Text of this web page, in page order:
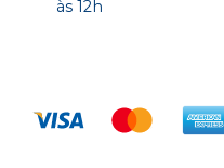
às 12h